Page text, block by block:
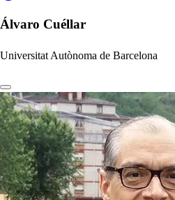
Álvaro Cuéllar
Universitat Autònoma de Barcelona